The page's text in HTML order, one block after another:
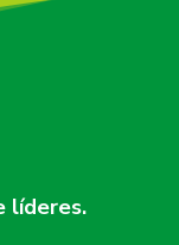
líderes.